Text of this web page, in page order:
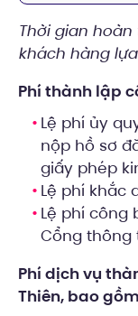
Thời gian
khách hàng
Phí thành lập
Lệ phí ủy
nộp hồ sơ
giấy phép
Lệ phí khắc
Lệ phí công
Cổng thông
Phí dịch vụ
Thiên, bao